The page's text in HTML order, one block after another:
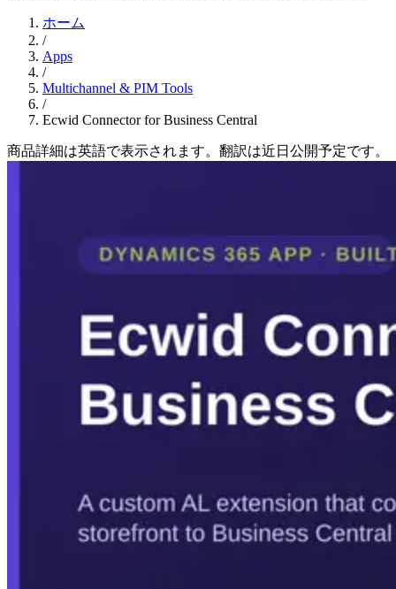
ホーム
/
Apps
/
Multichannel & PIM Tools
/
Ecwid Connector for Business Central
商品詳細は英語で表示されます。翻訳は近日公開予定です。